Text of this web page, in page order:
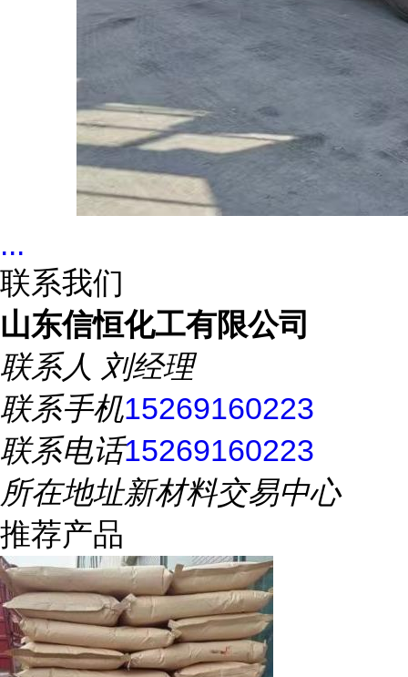
...
联系我们
山东信恒化工有限公司
联系人 刘经理
联系手机15269160223
联系电话15269160223
所在地址新材料交易中心
推荐产品